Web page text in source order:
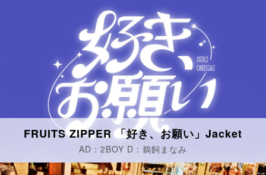
FRUITS ZIPPER 「好き、お願い」Jacket
AD：2BOY D：鵜飼まなみ